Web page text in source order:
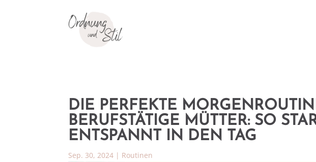
DIE PERFEKTE
BERUFSTÄTIGE MÜTTER: SO
ENTSPANNT IN DEN TAG
Sep. 30, 2024 | Routinen